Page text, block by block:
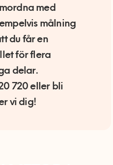
med
målning
du får en
för flera
delar.
720 eller bli
vi dig!